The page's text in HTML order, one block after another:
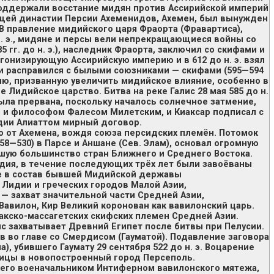
восстание мидян против Ассирийской империй
династии Персии Ахеменидов, Ахемен, был вынужден
правление мидийского царя Фраорта (Фравартиса),
э., мидяне и персы вели непрекращающиеся войны со
гг. до н. э.), наследник Фраорта, заключил со скифами и
Ассирийскую империю и в 612 до н. э. взял
с былыми союзниками — скифами (595—594
призванную увеличить мидийское влияние, особенно в
Лидийское царство. Битва на реке Галис 28 мая 585 до н.
прервана, поскольку началось солнечное затмение,
философом Фалесом Милетским, и Киаксар подписал с
Алиаттом мирный договор.
от Ахемена, вождя союза персидских племён. Потомок
в Парсе и Аншане (Сев. Элам), основал огромную
большинство стран Ближнего и Среднего Востока.
в течение последующих трёх лет были завоёваны
в состав бывшей Мидийской державы
Лидии и греческих городов Малой Азии,
захват значительной части Средней Азии,
Кир Великий коронован как вавилонский царь.
массагетских скифских племен Средней Азии.
захватывает Древний Египет после битвы при Пелусии.
во главе со Смердисом (Гауматой). Подавление заговора
убившего Гаумату 29 сентября 522 до н. э. Воцарение
в новопостроенный город Персеполь.
военачальником Интиферном вавилонского мятежа,